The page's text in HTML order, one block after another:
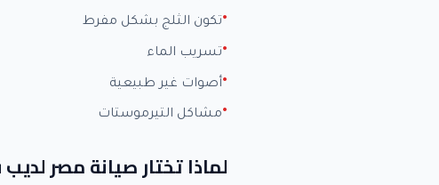
تكون الثلج بشكل مفرط
تسريب الماء
أصوات غير طبيعية
مشاكل التيرموستات
لماذا تختار صيانة مصر